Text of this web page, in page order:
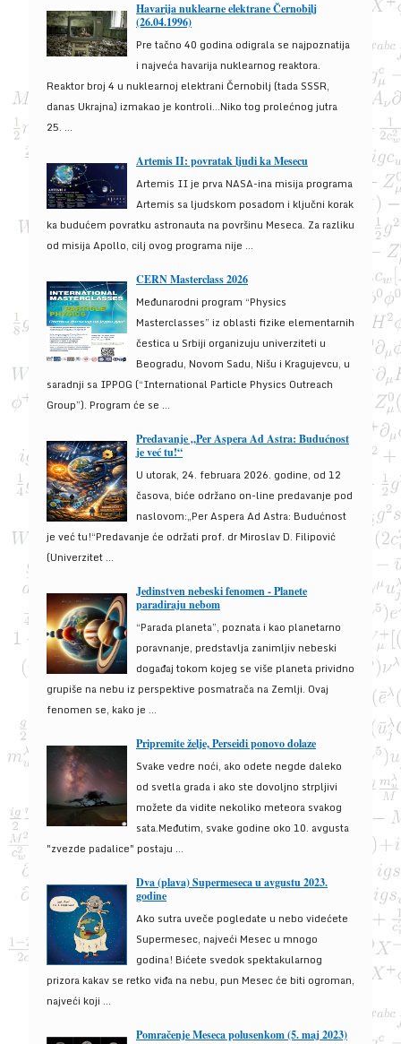
Havarija nuklearne elektrane Černobilj
(26.04.1996)
Pre tačno 40 godina odigrala se najpoznatija
i najveća havarija nuklearnog reaktora.
Reaktor broj 4 u nuklearnoj elektrani Černobilj (tada SSSR,
danas Ukrajna) izmakao je kontroli...Niko tog prolećnog jutra
25. ...
Artemis II: povratak ljudi ka Mesecu
Artemis II je prva NASA-ina misija programa
Artemis sa ljudskom posadom i ključni korak
ka budućem povratku astronauta na površinu Meseca. Za razliku
od misija Apollo, cilj ovog programa nije ...
CERN Masterclass 2026
Međunarodni program “Physics
Masterclasses” iz oblasti fizike elementarnih
čestica u Srbiji organizuju univerziteti u
Beogradu, Novom Sadu, Nišu i Kragujevcu, u
saradnji sa IPPOG (“International Particle Physics Outreach
Group”). Program će se ...
Predavanje „Per Aspera Ad Astra: Budućnost
je već tu!“
U utorak, 24. februara 2026. godine, od 12
časova, biće održano on-line predavanje pod
naslovom:„Per Aspera Ad Astra: Budućnost
je već tu!“Predavanje će održati prof. dr Miroslav D. Filipović
(Univerzitet ...
Jedinstven nebeski fenomen - Planete
paradiraju nebom
“Parada planeta”, poznata i kao planetarno
poravnanje, predstavlja zanimljiv nebeski
događaj tokom kojeg se više planeta prividno
grupiše na nebu iz perspektive posmatrača na Zemlji. Ovaj
fenomen se, kako je ...
Pripremite želje, Perseidi ponovo dolaze
Svake vedre noći, ako odete negde daleko
od svetla grada i ako ste dovoljno strpljivi
možete da vidite nekoliko meteora svakog
sata.Međutim, svake godine oko 10. avgusta
"zvezde padalice" postaju ...
Dva (plava) Supermeseca u avgustu 2023.
godine
Ako sutra uveče pogledate u nebo videćete
Supermesec, najveći Mesec u mnogo
godina! Bićete svedok spektakularnog
prizora kakav se retko viđa na nebu, pun Mesec će biti ogroman,
najveći koji ...
Pomračenje Meseca polusenkom (5. maj 2023)